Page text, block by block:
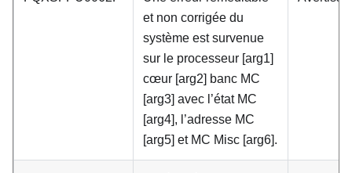
et non corrigée du
système est survenue
sur le processeur [arg1]
cœur [arg2] banc MC
[arg3] avec l’état MC
[arg4], l’adresse MC
[arg5] et MC Misc [arg6].